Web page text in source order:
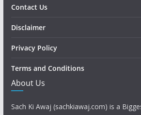
Contact Us
Disclaimer
Privacy Policy
Terms and Conditions
About Us
Sach Ki Awaj (sachkiawaj.com) is a